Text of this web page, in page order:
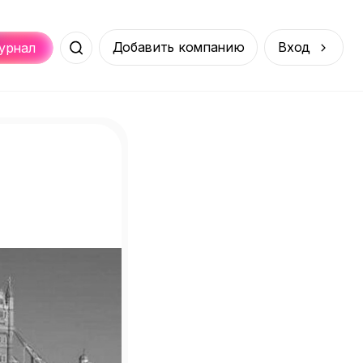
Услуги Покупки Онлайн
Места Добавить компанию Вход